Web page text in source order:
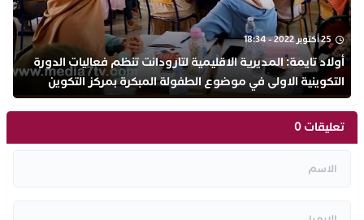
25 أكتوبر 2022 - 18:34
أولاد تايمة: المديرية الاقليمية لتارودانت تنظم فعاليات الدورة
التكوينية الاولى في موضوع الطفولة المبكرة بمركز التكوين
ثانوية الحسن الثاني التأهيلية
تعليقات 0